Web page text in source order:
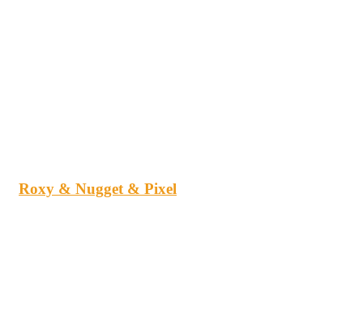
Roxy & Nugget & Pixel